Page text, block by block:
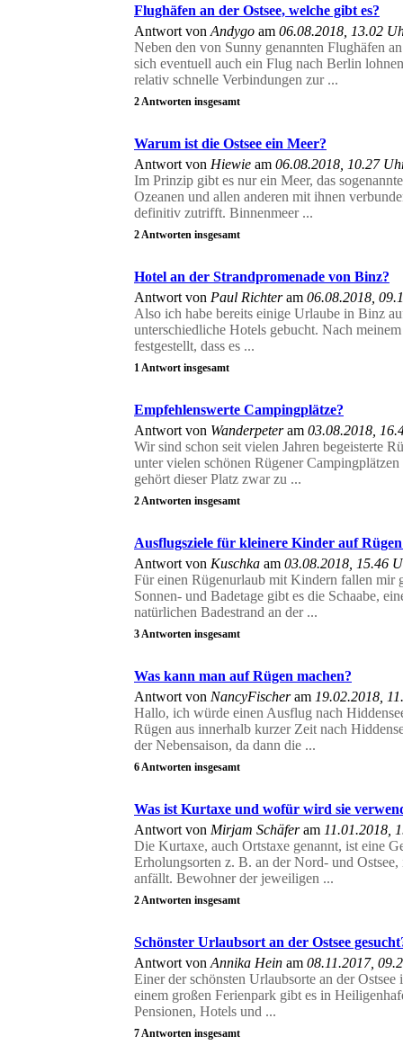
Flughäfen an der Ostsee, welche gibt es?
Antwort von Andygo am 06.08.2018, 13.02
Neben den von Sunny genannten Flughäfen
sich eventuell auch ein Flug nach Berlin
relativ schnelle Verbindungen zur ...
2 Antworten insgesamt
Warum ist die Ostsee ein Meer?
Antwort von Hiewie am 06.08.2018, 10.27
Im Prinzip gibt es nur ein Meer, das
Ozeanen und allen anderen mit ihnen
definitiv zutrifft. Binnenmeer ...
2 Antworten insgesamt
Hotel an der Strandpromenade von Binz?
Antwort von Paul Richteram 06.08.2018,
Also ich habe bereits einige Urlaube in Binz
unterschiedliche Hotels gebucht. Nach
festgestellt, dass es ...
1 Antwort insgesamt
Empfehlenswerte Campingplätze?
Antwort von Wanderpeteram 03.08.2018,
Wir sind schon seit vielen Jahren begeisterte
unter vielen schönen Rügener
gehört dieser Platz zwar zu ...
2 Antworten insgesamt
Ausflugsziele für kleinere Kinder auf Rügen
Antwort von Kuschka am 03.08.2018, 15.46
Für einen Rügenurlaub mit Kindern fallen mir
Sonnen- und Badetage gibt es die Schaabe,
natürlichen Badestrand an der ...
3 Antworten insgesamt
Was kann man auf Rügen machen?
Antwort von NancyFischeram 19.02.2018,
Hallo, ich würde einen Ausflug nach
Rügen aus innerhalb kurzer Zeit nach
der Nebensaison, da dann die ...
6 Antworten insgesamt
Was ist Kurtaxe und wofür wird sie
Antwort von Mirjam Schäferam 11.01.2018,
Die Kurtaxe, auch Ortstaxe genannt, ist eine
Erholungsorten z. B. an der Nord- und
anfällt. Bewohner der jeweiligen ...
2 Antworten insgesamt
Schönster Urlaubsort an der Ostsee
Antwort von Annika Hein am 08.11.2017,
Einer der schönsten Urlaubsorte an der
einem großen Ferienpark gibt es in
Pensionen, Hotels und ...
7 Antworten insgesamt